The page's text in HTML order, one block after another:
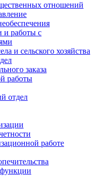
отношений
и работы с
и сельского хозяйства
заказа
работы
отдел
работе